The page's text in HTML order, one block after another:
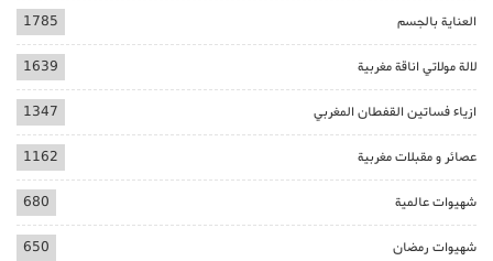
العناية بالجسم 1785
لالة مولاتي اناقة مغربية 1639
ازياء فساتين القفطان المغربي 1347
عصائر و مقبلات مغربية 1162
شهيوات عالمية 680
شهيوات رمضان 650